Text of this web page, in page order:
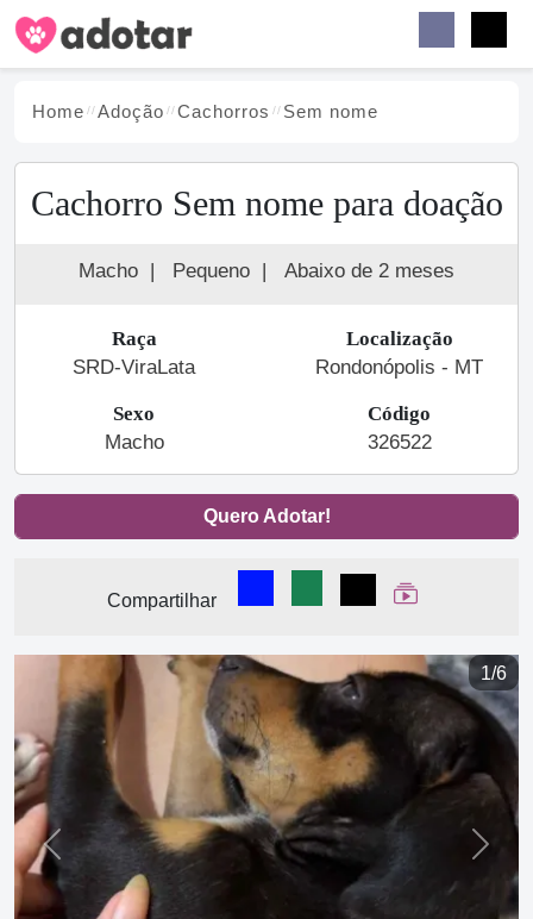
Home Adoção Cachorros Sem nome
Cachorro Sem nome para doação
Macho | Pequeno | Abaixo de 2 meses
Raça
SRD-ViraLata
Localização
Rondonópolis - MT
Sexo
Macho
Código
326522
Quero Adotar!
Compartilhar
Compartilhar no Facebook
Compartilhar no
Compartilhar
Ver Web Story
1/6
Previous Next